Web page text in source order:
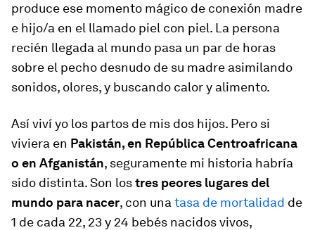
produce ese momento mágico de conexión madre
e hijo/a en el llamado piel con piel. La persona
recién llegada al mundo pasa un par de horas
sobre el pecho desnudo de su madre asimilando
sonidos, olores, y buscando calor y alimento.
Así viví yo los partos de mis dos hijos. Pero si
viviera en Pakistán, en República Centroafricana
o en Afganistán, seguramente mi historia habría
sido distinta. Son lostres peores lugares del
mundo para nacer, con una tasa de mortalidad de
1 de cada 22, 23 y 24 bebés nacidos vivos,